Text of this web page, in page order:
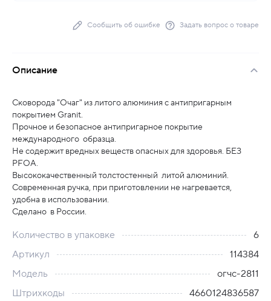
Сообщить об ошибке Задать вопрос о товаре
Описание
Сковорода "Очаг" из литого алюминия с антипригарным
покрытием Granit.
Прочное и безопасное антипригарное покрытие
международного образца.
Не содержит вредных веществ опасных для здоровья. БЕЗ
PFOA.
Высококачественный толстостенный литой алюминий.
Современная ручка, при приготовлении не нагревается,
удобна в использовании.
Сделано в России.
Количество в упаковке
6
Артикул
114384
Модель
огчс-2811
Штрихкоды
4660124836587